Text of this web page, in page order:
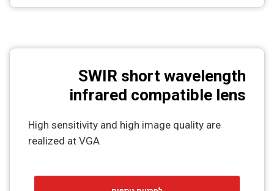
SWIR short wavelength
infrared compatible lens
High sensitivity and high image quality are
realized at VGA